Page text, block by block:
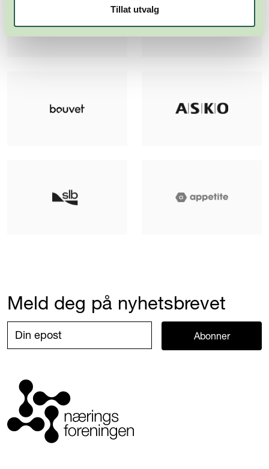
Tillat utvalg
Meld deg på nyhetsbrevet
Abonner